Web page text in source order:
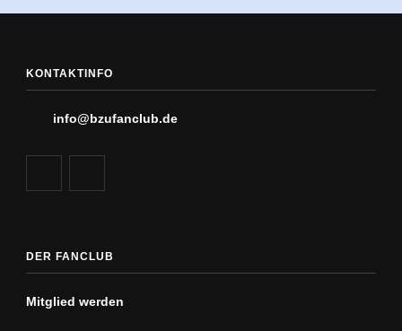
KONTAKTINFO
info@bzufanclub.de
DER FANCLUB
Mitglied werden